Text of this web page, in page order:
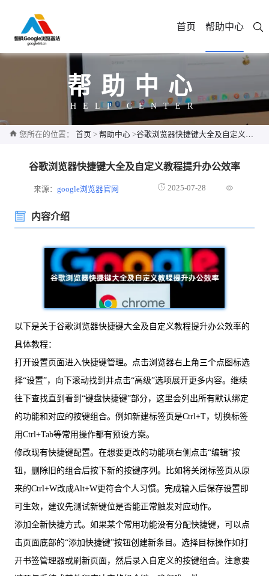
首页 帮助中心
帮助中心
HELP CENTER
您所在的位置： 首页 > 帮助中心 >谷歌浏览器快捷键大全及自定义教程提升办公效率
谷歌浏览器快捷键大全及自定义教程提升办公效率
来源：google浏览器官网 2025-07-28
内容介绍
以下是关于谷歌浏览器快捷键大全及自定义教程提升办公效率的
具体教程：
打开设置页面进入快捷键管理。点击浏览器右上角三个点图标选
择“设置”，向下滚动找到并点击“高级”选项展开更多内容。继续
往下查找直到看到“键盘快捷键”部分，这里会列出所有默认绑定
的功能和对应的按键组合。例如新建标签页是Ctrl+T，切换标签
用Ctrl+Tab等常用操作都有预设方案。
修改现有快捷键配置。在想要更改的功能项右侧点击“编辑”按
钮，删除旧的组合后按下新的按键序列。比如将关闭标签页从原
来的Ctrl+W改成Alt+W更符合个人习惯。完成输入后保存设置即
可生效，建议先测试新键位是否能正常触发对应动作。
添加全新快捷方式。如果某个常用功能没有分配快捷键，可以点
击页面底部的“添加快捷键”按钮创建新条目。选择目标操作如打
开书签管理器或刷新页面，然后录入自定义的按键组合。注意要